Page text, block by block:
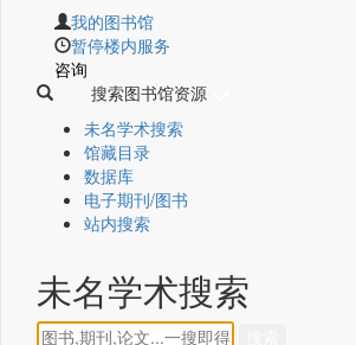
我的图书馆
暂停楼内服务
咨询
搜索图书馆资源
未名学术搜索
馆藏目录
数据库
电子期刊/图书
站内搜索
未名学术搜索